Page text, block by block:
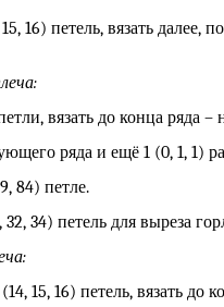
петель, вязать далее,
вязать до конца ряда –
ряда и ещё 1 (0, 1, 1)
84) петле.
34) петель для выреза
15, 16) петель, вязать до